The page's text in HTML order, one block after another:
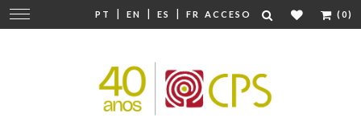
PT | EN | ES | FR ACCESO (0)
Cambiar
navegación